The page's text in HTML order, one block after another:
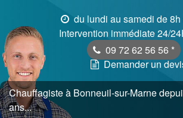
du lundi au samedi de 8h
Intervention immédiate 24/
09 72 62 56 56 *
Demander un
Chauffagiste à Bonneuil-sur-Marne
ans...